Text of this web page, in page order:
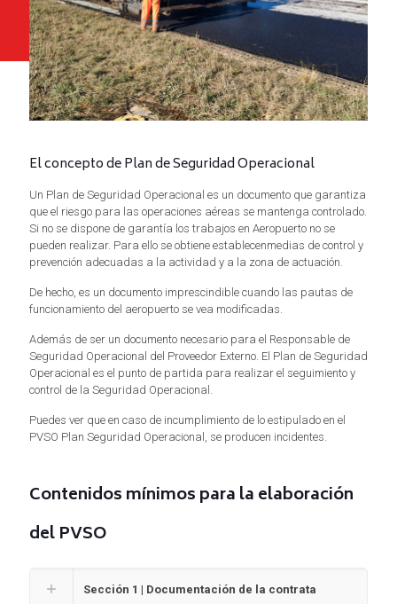
El concepto de Plan de Seguridad Operacional
Un Plan de Seguridad Operacional es un documento que garantiza
que el riesgo para las operaciones aéreas se mantenga controlado.
Si no se dispone de garantía los trabajos en Aeropuerto no se
pueden realizar. Para ello se obtiene establecenmedias de control y
prevención adecuadas a la actividad y a la zona de actuación.
De hecho, es un documento imprescindible cuando las pautas de
funcionamiento del aeropuerto se vea modificadas.
Además de ser un documento necesario para el Responsable de
Seguridad Operacional del Proveedor Externo. El Plan de Seguridad
Operacional es el punto de partida para realizar el seguimiento y
control de la Seguridad Operacional.
Puedes ver que en caso de incumplimiento de lo estipulado en el
PVSO Plan Seguridad Operacional, se producen incidentes.
Contenidos mínimos para la elaboración
del PVSO
Sección 1 | Documentación de la contrata